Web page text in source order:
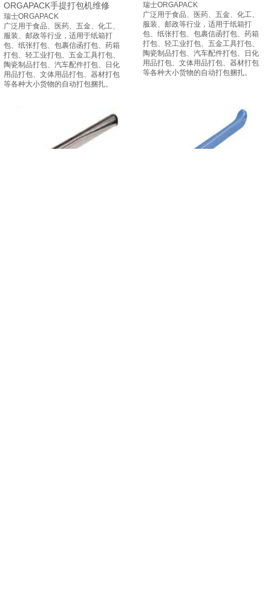
ORGAPACK手提打包机维修
瑞士ORGAPACK
广泛用于食品、医药、五金、化工、
服装、邮政等行业，适用于纸箱打
包、纸张打包、包裹信函打包、药箱
打包、轻工业打包、五金工具打包、
陶瓷制品打包、汽车配件打包、日化
用品打包、文体用品打包、器材打包
等各种大小货物的自动打包捆扎。
瑞士ORGAPACK
广泛用于食品、医药、五金、化工、
服装、邮政等行业，适用于纸箱打
包、纸张打包、包裹信函打包、药箱
打包、轻工业打包、五金工具打包、
陶瓷制品打包、汽车配件打包、日化
用品打包、文体用品打包、器材打包
等各种大小货物的自动打包捆扎。